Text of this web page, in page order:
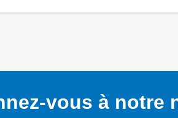
vous à notre